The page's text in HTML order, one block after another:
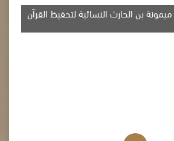
بن الحارث النسائية لتحفيظ القرآن